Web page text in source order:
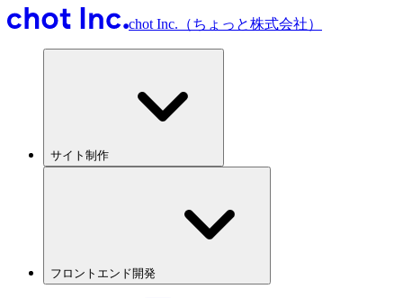
chot Inc.（ちょっと株式会社）
サイト制作
フロントエンド開発